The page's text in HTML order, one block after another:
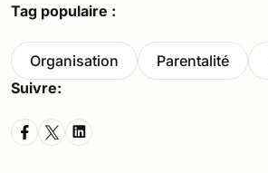
Tag populaire :
Organisation Parentalité
Suivre: